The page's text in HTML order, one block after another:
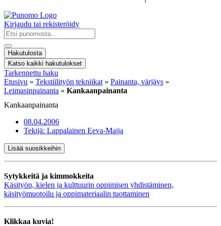
Kirjaudu tai rekisteröidy
Search
...
Hakutulosta
Katso kaikki hakutulokset
Tarkennettu haku
Etusivu » Tekstiilityön tekniikat » Painanta, värjäys »
Leimasinpainanta » Kankaanpainanta
Kankaanpainanta
08.04.2006
Tekijä: Lappalainen Eeva-Maija
Lisää suosikkeihin
Sytykkeitä ja kimmokkeita
Käsityön, kielen ja kulttuurin oppimisen yhdistäminen,
käsityömuotoilu ja oppimateriaalin tuottaminen
Klikkaa kuvia!